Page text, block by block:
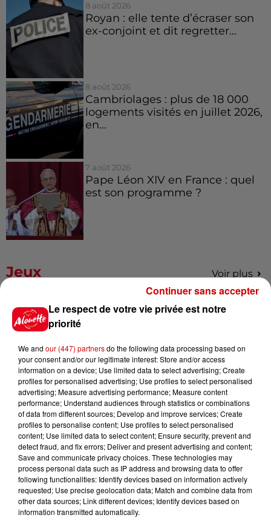
8 août 2026
Royan : elle tente d’écraser son
ex-conjoint et dit regretter...
8 août 2026
Cambriolages : plus de 18 000
logements visités en juillet 2026,
en...
7 août 2026
Pape Léon XIV en France : quel
est son programme ?
Jeux Voir plus
Gagnez vos places pour le
festival Marché Gourmand 2026
Le Duel - Gagnez vos entrées
pour l'un des zoos de nos
régions !
Destination Vacances - Gagnez
votre séjour en famille au cœur
de la...
Le respect de votre vie privée est notre
priorité
We and our (447) partnersdo the following data processing based on
your consent and/or our legitimate interest: Store and/or access
information on a device; Use limited data to select advertising; Create
profiles for personalised advertising; Use profiles to select personalised
advertising; Measure advertising performance; Measure content
performance; Understand audiences through statistics or combinations
of data from different sources; Develop and improve services; Create
profiles to personalise content; Use profiles to select personalised
content; Use limited data to select content; Ensure security, prevent and
detect fraud, and fix errors; Deliver and present advertising and content;
Save and communicate privacy choices. These technologies may
process personal data such as IP address and browsing data to offer
following functionalities: Identify devices based on information actively
requested; Use precise geolocation data; Match and combine data from
other data sources; Link different devices; Identify devices based on
information transmitted automatically.
Continuer sans accepter